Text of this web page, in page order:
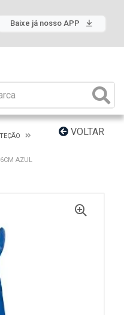
Baixe já nosso APP
VOLTAR
AZUL